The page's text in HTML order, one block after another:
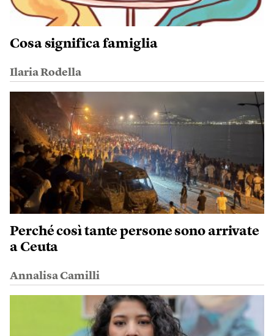
Cosa significa famiglia
Ilaria Rodella
Perché così tante persone sono arrivate
a Ceuta
Annalisa Camilli